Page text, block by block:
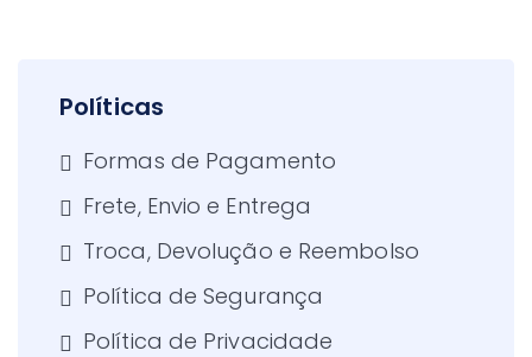
Políticas
Formas de Pagamento
Frete, Envio e Entrega
Troca, Devolução e Reembolso
Política de Segurança
Política de Privacidade